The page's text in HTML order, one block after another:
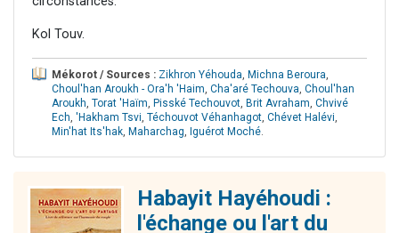
Kol Touv.
Mékorot / Sources : Zikhron Yéhouda, Michna Beroura,
Choul'han Aroukh - Ora'h 'Haim, Cha'aré Techouva, Choul'han
Aroukh, Torat 'Haïm, Pisské Techouvot, Brit Avraham, Chvivé
Ech, 'Hakham Tsvi, Téchouvot Véhanhagot, Chévet Halévi,
Min'hat Its'hak, Maharchag, Iguérot Moché.
Habayit Hayéhoudi :
l'échange ou l'art du